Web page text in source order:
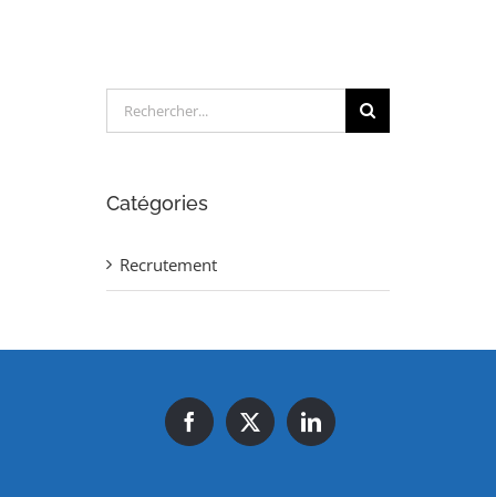
Rechercher:
Catégories
Recrutement